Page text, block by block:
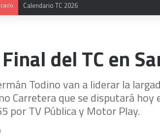
Calendario TC 2026
del TC en
Todino van a liderar la
Carretera que se disputará hoy
por TV Pública y Motor Play.